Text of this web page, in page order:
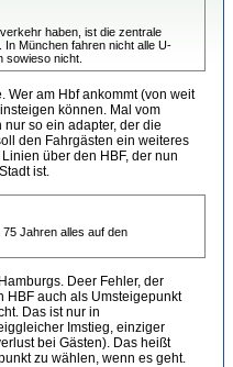
haben, ist die zentrale
München fahren nicht alle U-
sowieso nicht.
Wer am Hbf ankommt (von weit
können. Mal vom
so ein adapter, der die
den Fahrgästen ein weiteres
über den HBF, der nun
ist.
Jahren alles auf den
Deer Fehler, der
HBF auch als Umsteigepunkt
Das ist nur in
Imstieg, einziger
bei Gästen). Das heißt
zu wählen, wenn es geht.